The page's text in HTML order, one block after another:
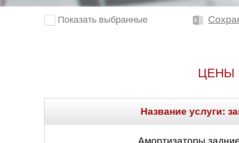
Показать выбранные
ЦЕНЫ
Название услуги:
Амортизаторы